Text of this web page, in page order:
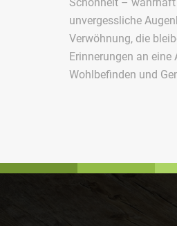
Schönheit – wahrhaft
unvergessliche
Verwöhnung, die
Erinnerungen an eine
Wohlbefinden und